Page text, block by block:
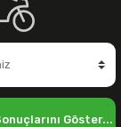
Göster...